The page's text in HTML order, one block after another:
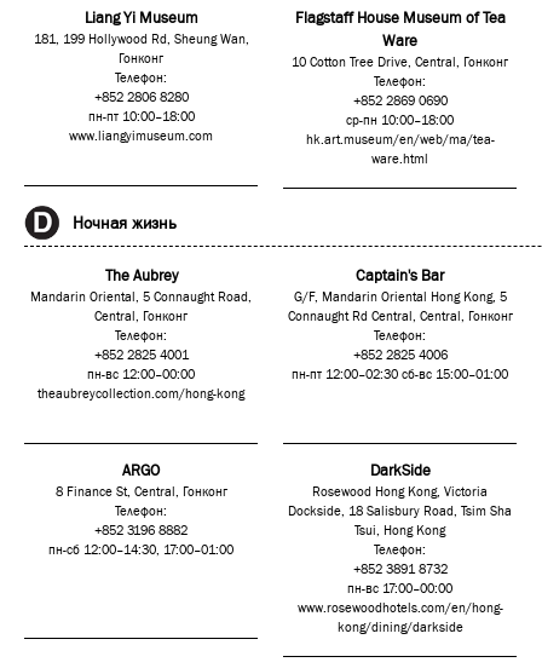
Liang Yi Museum
181, 199 Hollywood Rd, Sheung Wan,
Гонконг
Телефон:
+852 2806 8280
пн-пт 10:00–18:00
www.liangyimuseum.com
Flagstaff House Museum of Tea
Ware
10 Cotton Tree Drive, Central, Гонконг
Телефон:
+852 2869 0690
ср-пн 10:00–18:00
hk.art.museum/en/web/ma/tea-
ware.html
Ночная жизнь
The Aubrey
Mandarin Oriental, 5 Connaught Road,
Central, Гонконг
Телефон:
+852 2825 4001
пн-вс 12:00–00:00
theaubreycollection.com/hong-kong
Captain's Bar
G/F, Mandarin Oriental Hong Kong, 5
Connaught Rd Central, Central, Гонконг
Телефон:
+852 2825 4006
пн-пт 12:00–02:30 сб-вс 15:00–01:00
ARGO
8 Finance St, Central, Гонконг
Телефон:
+852 3196 8882
пн-сб 12:00–14:30, 17:00–01:00
DarkSide
Rosewood Hong Kong, Victoria
Dockside, 18 Salisbury Road, Tsim Sha
Tsui, Hong Kong
Телефон:
+852 3891 8732
пн-вс 17:00–00:00
www.rosewoodhotels.com/en/hong-
kong/dining/darkside